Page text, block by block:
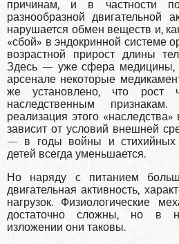
причинам, и в частности
разнообразной двигательной
нарушается обмен веществ и,
«сбой» в эндокринной системе
возрастной прирост длины
Здесь — уже сфера медицины,
арсенале некоторые
же установлено, что рост
наследственным
реализация этого
зависит от условий внешней
— в годы войны и стихийных
детей всегда уменьшается.
Но наряду с питанием
двигательная активность,
нагрузок. Физиологические
достаточно сложны, но в
изложении они таковы.